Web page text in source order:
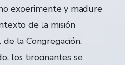
experimente y madure
de la misión
la Congregación.
los tirocinantes se